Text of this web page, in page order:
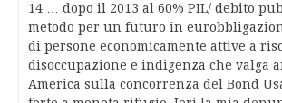
14 … dopo il 2013 al 60% PIL/ debito
metodo per un futuro in
di persone economicamente attive a
disoccupazione e indigenza che valga
America sulla concorrenza del Bond